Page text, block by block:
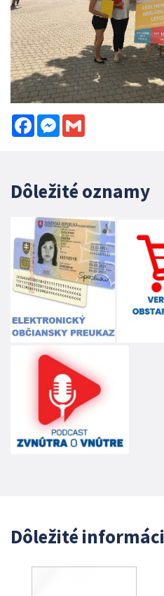
FacebookMessenger
Dôležité oznamy
Dôležité